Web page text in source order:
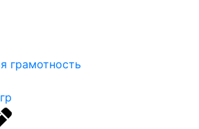
грамотность